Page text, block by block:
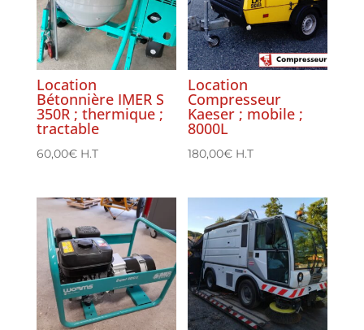
Location
Bétonnière IMER S
350R ; thermique ;
tractable
60,00€ H.T
Location
Compresseur
Kaeser ; mobile ;
8000L
180,00€ H.T